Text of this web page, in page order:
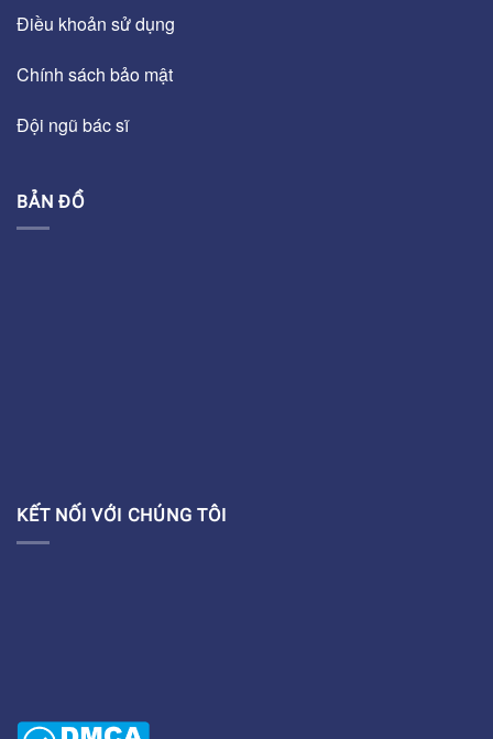
Điều khoản sử dụng
Chính sách bảo mật
Đội ngũ bác sĩ
BẢN ĐỒ
KẾT NỐI VỚI CHÚNG TÔI